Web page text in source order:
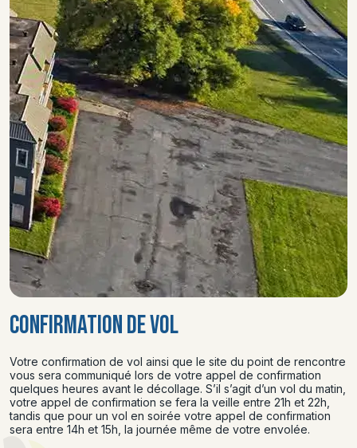
CONFIRMATION DE VOL
Votre confirmation de vol ainsi que le site du point de rencontre
vous sera communiqué lors de votre appel de confirmation
quelques heures avant le décollage. S’il s’agit d’un vol du matin,
votre appel de confirmation se fera la veille entre 21h et 22h,
tandis que pour un vol en soirée votre appel de confirmation
sera entre 14h et 15h, la journée même de votre envolée.